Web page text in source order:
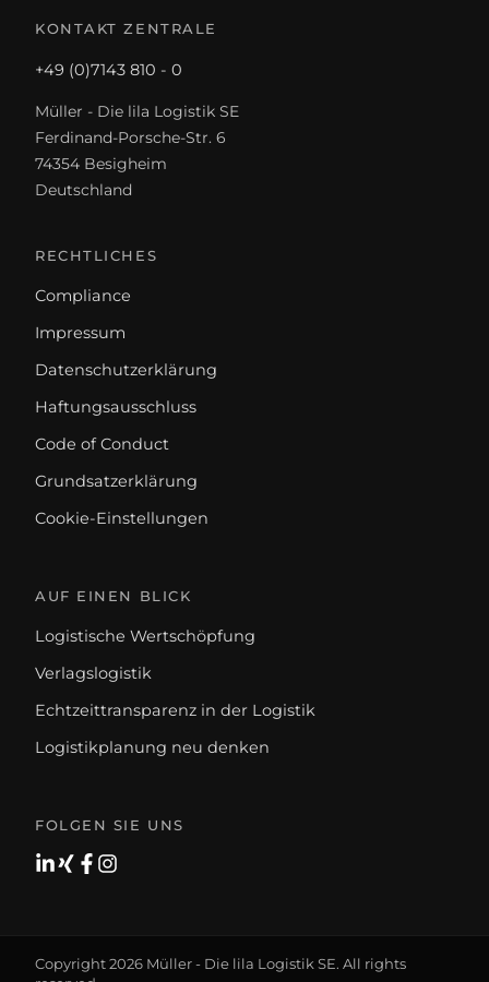
KONTAKT ZENTRALE
+49 (0)7143 810 - 0
Müller - Die lila Logistik SE
Ferdinand-Porsche-Str. 6
74354 Besigheim
Deutschland
RECHTLICHES
Compliance
Impressum
Datenschutzerklärung
Haftungsausschluss
Code of Conduct
Grundsatzerklärung
Cookie-Einstellungen
AUF EINEN BLICK
Logistische Wertschöpfung
Verlagslogistik
Echtzeittransparenz in der Logistik
Logistikplanung neu denken
FOLGEN SIE UNS
Copyright 2026 Müller - Die lila Logistik SE. All rights